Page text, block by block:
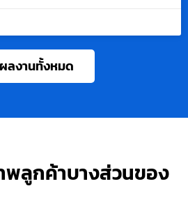
ลงานทั้งหมด
พลูกค้าบางส่วนของ